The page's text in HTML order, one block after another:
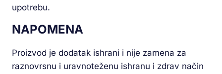
upotrebu.
NAPOMENA
Proizvod je dodatak ishrani i nije zamena za
raznovrsnu i uravnoteženu ishranu i zdrav način